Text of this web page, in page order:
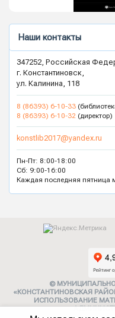
Наши контакты
347252, Российская
г. Константиновск,
ул. Калинина, 118
8 (86393) 6-10-33
8 (86393) 6-10-32 (директор)
konstlib2017@yandex.ru
Пн-Пт: 8:00-18:00
Сб: 9:00-16:00
Каждая последняя пятница
©
«КОНСТАНТИНОВСКАЯ
ИСПОЛЬЗОВАНИЕ